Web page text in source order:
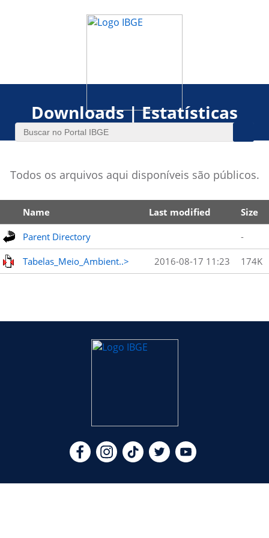
Downloads | Estatísticas
Todos os arquivos aqui disponíveis são públicos.
Name Last modified Size
Parent Directory -
Tabelas_Meio_Ambient..> 2016-08-17 11:23 174K